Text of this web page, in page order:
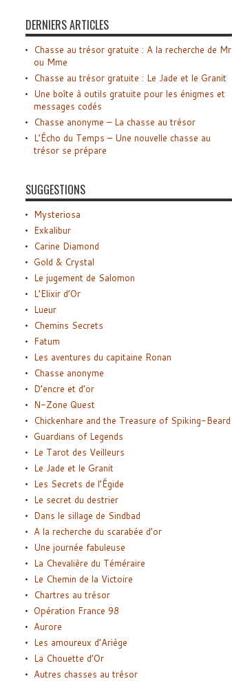
DERNIERS ARTICLES
Chasse au trésor gratuite : A la recherche de Mr
ou Mme
Chasse au trésor gratuite : Le Jade et le Granit
Une boîte à outils gratuite pour les énigmes et
messages codés
Chasse anonyme – La chasse au trésor
L’Écho du Temps – Une nouvelle chasse au
trésor se prépare
SUGGESTIONS
Mysteriosa
Exkalibur
Carine Diamond
Gold & Crystal
Le jugement de Salomon
L’Elixir d’Or
Lueur
Chemins Secrets
Fatum
Les aventures du capitaine Ronan
Chasse anonyme
D’encre et d’or
N-Zone Quest
Chickenhare and the Treasure of Spiking-Beard
Guardians of Legends
Le Tarot des Veilleurs
Le Jade et le Granit
Les Secrets de l’Égide
Le secret du destrier
Dans le sillage de Sindbad
A la recherche du scarabée d’or
Une journée fabuleuse
La Chevalière du Téméraire
Le Chemin de la Victoire
Chartres au trésor
Opération France 98
Aurore
Les amoureux d’Ariège
La Chouette d’Or
Autres chasses au trésor